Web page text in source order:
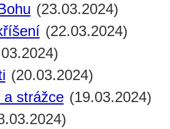
(23.03.2024)
(22.03.2024)
(20.03.2024)
a strážce (19.03.2024)